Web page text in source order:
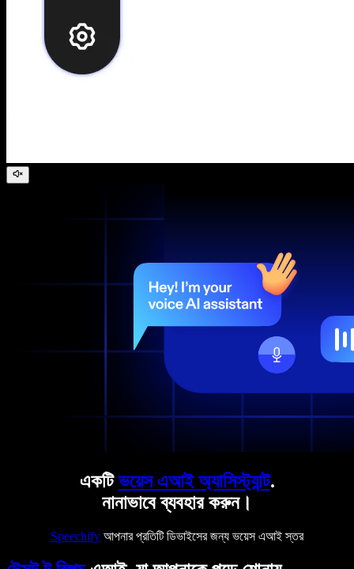
একটিভয়েস এআই অ্যাসিস্ট্যান্ট.
নানাভাবে ব্যবহার করুন।
Speechify আপনার প্রতিটি ডিভাইসের জন্য ভয়েস এআই স্তর